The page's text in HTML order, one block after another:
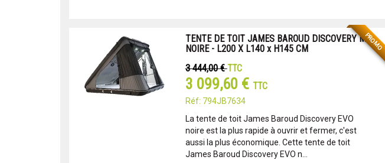
PROMO
TENTE DE TOIT JAMES BAROUD DISCOVERY M
NOIRE - L200 X L140 x H145 CM
3 444,00 €TTC
3 099,60 € TTC
Réf: 794JB7634
La tente de toit James Baroud Discovery EVO
noire est la plus rapide à ouvrir et fermer, c'est
aussi la plus économique. Cette tente de toit
James Baroud Discovery EVO n...